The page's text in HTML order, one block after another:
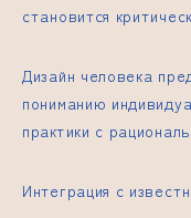
становится
Дизайн человека
пониманию
практики с
Интеграция с